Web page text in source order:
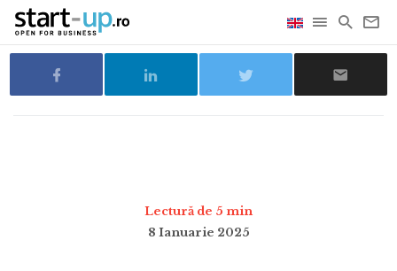
Lectură de 5 min
8 Ianuarie 2025